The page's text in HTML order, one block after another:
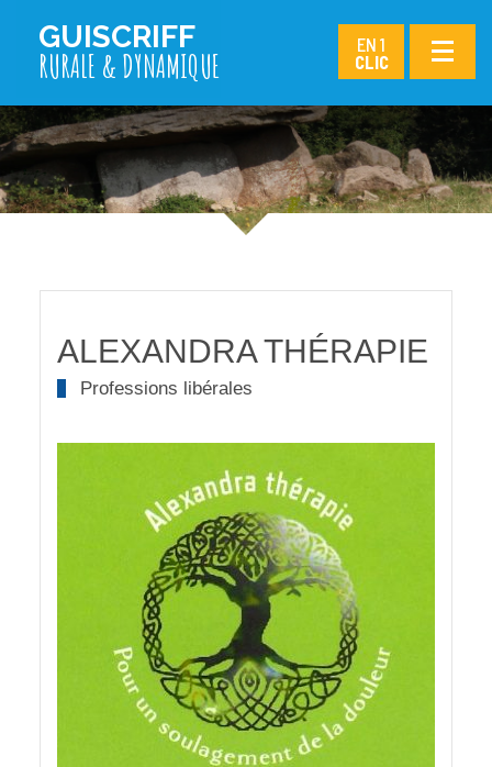
GUISCRIFF
RURALE & DYNAMIQUE
EN 1
CLIC
T T T
ALEXANDRA THÉRAPIE
Professions libérales